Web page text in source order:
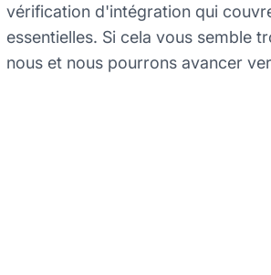
vérification d'intégration qui
essentielles. Si cela vous semble
nous et nous pourrons avancer